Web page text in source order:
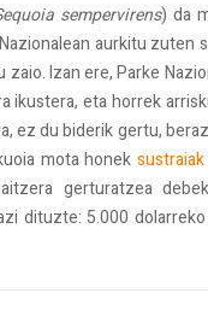
sempervirens) da
aurkitu zuten
Izan ere, Parke
ikustera, eta horrek
ez du biderik gertu,
mota honek sustraiak
gerturatzea
dituzte: 5.000